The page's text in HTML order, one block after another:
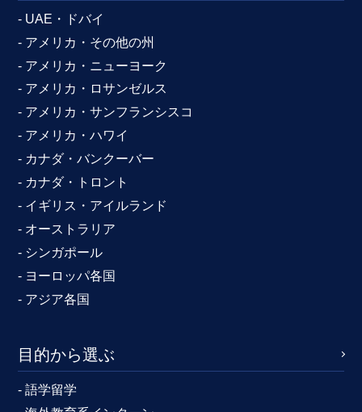
- UAE・ドバイ
- アメリカ・その他の州
- アメリカ・ニューヨーク
- アメリカ・ロサンゼルス
- アメリカ・サンフランシスコ
- アメリカ・ハワイ
- カナダ・バンクーバー
- カナダ・トロント
- イギリス・アイルランド
- オーストラリア
- シンガポール
- ヨーロッパ各国
- アジア各国
目的から選ぶ
- 語学留学